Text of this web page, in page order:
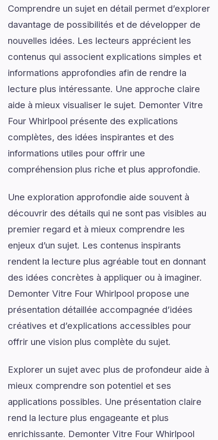
Comprendre un sujet en détail permet d’explorer
davantage de possibilités et de développer de
nouvelles idées. Les lecteurs apprécient les
contenus qui associent explications simples et
informations approfondies afin de rendre la
lecture plus intéressante. Une approche claire
aide à mieux visualiser le sujet. Demonter Vitre
Four Whirlpool présente des explications
complètes, des idées inspirantes et des
informations utiles pour offrir une
compréhension plus riche et plus approfondie.
Une exploration approfondie aide souvent à
découvrir des détails qui ne sont pas visibles au
premier regard et à mieux comprendre les
enjeux d’un sujet. Les contenus inspirants
rendent la lecture plus agréable tout en donnant
des idées concrètes à appliquer ou à imaginer.
Demonter Vitre Four Whirlpool propose une
présentation détaillée accompagnée d’idées
créatives et d’explications accessibles pour
offrir une vision plus complète du sujet.
Explorer un sujet avec plus de profondeur aide à
mieux comprendre son potentiel et ses
applications possibles. Une présentation claire
rend la lecture plus engageante et plus
enrichissante. Demonter Vitre Four Whirlpool